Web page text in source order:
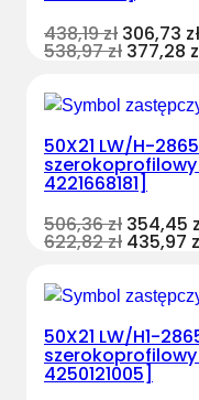
438,19zł 306,73 zł
538,97zł 377,28
50X21 LW/H-
szerokoprofilowy
4221668181]
506,36zł 354,45
622,82zł 435,97
50X21 LW/H1-
szerokoprofilowy
4250121005]